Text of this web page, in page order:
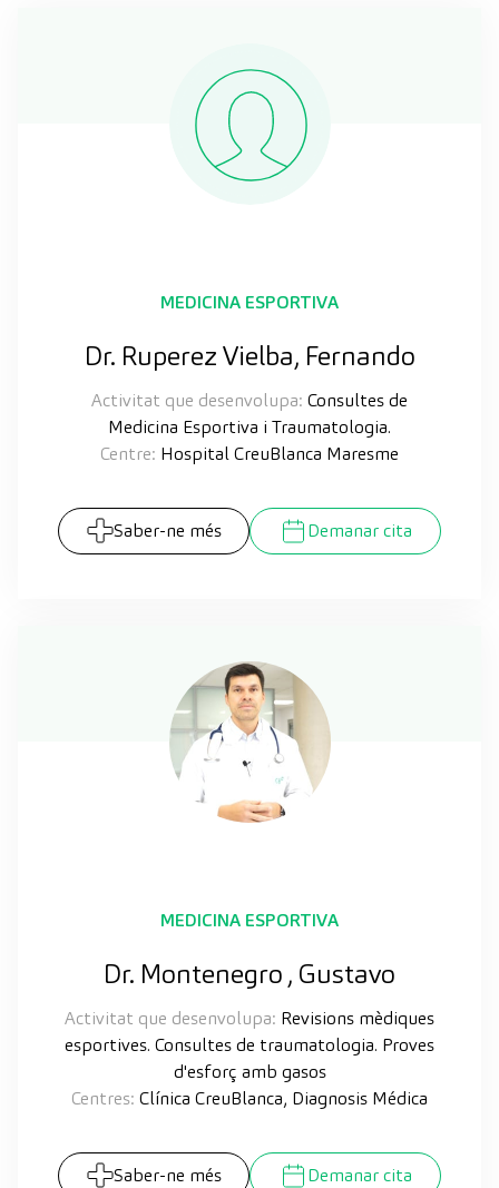
MEDICINA ESPORTIVA
Dr. Ruperez Vielba, Fernando
Activitat que desenvolupa: Consultes de
Medicina Esportiva i Traumatologia.
Centre: Hospital CreuBlanca Maresme
Saber-ne més Demanar cita
MEDICINA ESPORTIVA
Dr. Montenegro , Gustavo
Activitat que desenvolupa: Revisions mèdiques
esportives. Consultes de traumatologia. Proves
d'esforç amb gasos
Centres: Clínica CreuBlanca, Diagnosis Médica
Saber-ne més Demanar cita